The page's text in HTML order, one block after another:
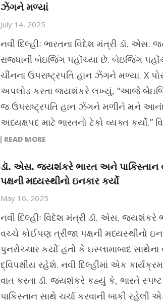
ઝેંગને મળ્યાં
July 14, 2025
નવી દિલ્હીઃ ભારતના વિદેશ મંત્રી ડૉ. એસ.
રાજધાની બેઇજિંગ પહોંચ્યા છે. બેઇજિંગ
ચીનના ઉપરાષ્ટ્રપતિ હાન ઝેંગને મળ્યા. X
અપલોડ કરતા જયશંકરે લખ્યું, “આજે
જ ઉપરાષ્ટ્રપતિ હાન ઝેંગને મળીને મને આનંદ
અધ્યક્ષપદ માટે ભારતનો ટેકો વ્યક્ત કર્યો.”
READ MORE
ડૉ. એસ. જયશંકરે ભારત અને પાકિસ્તાન
પક્ષની મધ્યસ્થીનો ઇનકાર કર્યો
May 16, 2025
નવી દિલ્હીઃ વિદેશ મંત્રી ડૉ. એસ. જયશંકરે
વચ્ચે કોઈપણ ત્રીજા પક્ષની મધ્યસ્થીનો
પુનરોચ્ચાર કર્યો હતો કે ઇસ્લામાબાદ
દ્વિપક્ષીય રહેશે. નવી દિલ્હીમાં એક
વાત કરતા ડૉ. જયશંકરે કહ્યું કે, ભારતે સ્પષ્ટ
પાકિસ્તાન સાથે ચર્ચા કરવાની બાકી રહેલી